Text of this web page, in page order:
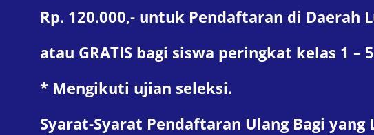
Rp. 120.000,- untuk Pendaftaran di Daerah
atau GRATIS bagi siswa peringkat kelas 1
* Mengikuti ujian seleksi.
Syarat-Syarat Pendaftaran Ulang Bagi yang